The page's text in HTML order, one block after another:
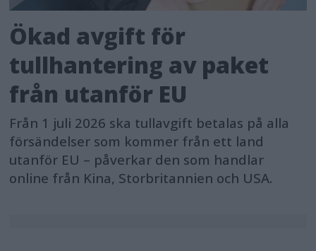
Ökad avgift för
tullhantering av paket
från utanför EU
Från 1 juli 2026 ska tullavgift betalas på alla
försändelser som kommer från ett land
utanför EU – påverkar den som handlar
online från Kina, Storbritannien och USA.